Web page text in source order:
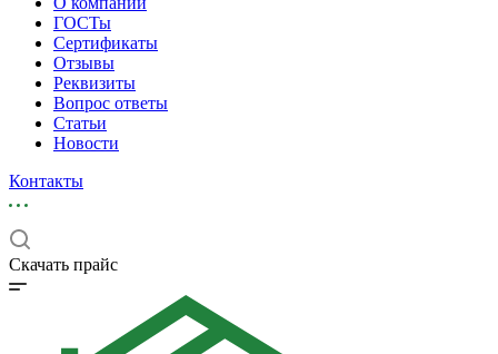
ГОСТы
Сертификаты
Отзывы
Реквизиты
Вопрос ответы
Статьи
Новости
Контакты
Скачать прайс